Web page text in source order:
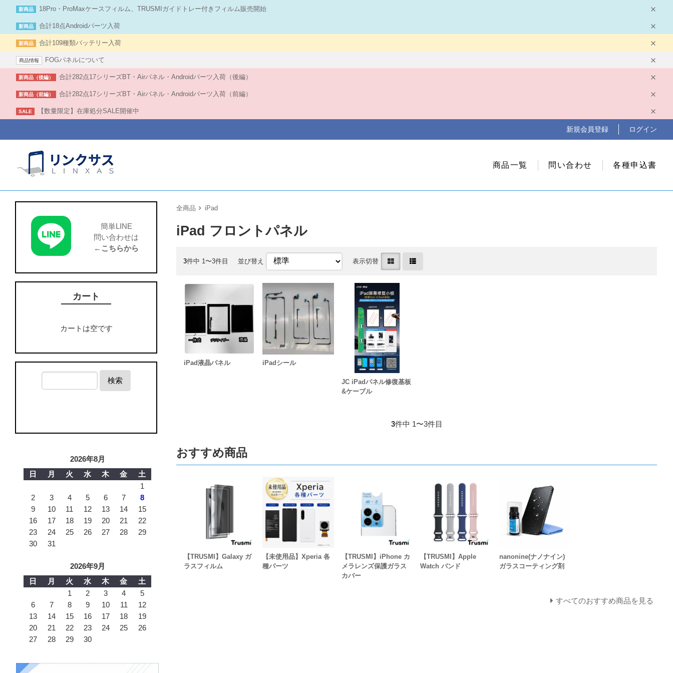
新商品 18Pro・ProMaxケースフィルム、TRUSMIガイドトレー付きフィルム販売開始
新商品 合計18点Androidパーツ入荷
新商品 合計109種類バッテリー入荷
商品情報 FOGパネルについて
新商品（後編） 合計282点17シリーズBT・Airパネル・Androidパーツ入荷（後編）
新商品（前編） 合計282点17シリーズBT・Airパネル・Androidパーツ入荷（前編）
SALE 【数量限定】在庫処分SALE開催中
新規会員登録 ログイン
商品一覧 問い合わせ 各種申込書
全商品 iPad
iPad フロントパネル
3件中 1〜3件目 並び替え 表示切替
iPad液晶パネル iPadシール
JC iPadパネル修復基板
&ケーブル
3件中 1〜3件目
おすすめ商品
【TRUSMI】Galaxy ガ
ラスフィルム
【未使用品】Xperia 各
種パーツ
【TRUSMI】iPhone カ
メラレンズ保護ガラス
カバー
【TRUSMI】Apple
Watch バンド
nanonine(ナノナイン)
ガラスコーティング剤
すべてのおすすめ商品を見る
簡単LINE
問い合わせは
←こちらから
カート
カートは空です
検索
2026年8月
日
月 火 水 木 金
土
1
2
3 4 5 6 7
8
9
10 11 12 13 14
15
16
17 18 19 20 21
22
23
24 25 26 27 28
29
30
31
2026年9月
日
月 火 水 木 金
土
1
2 3 4
5
6
7 8 9 10 11
12
13
14 15 16 17 18
19
20
21 22 23 24 25
26
27
28 29 30